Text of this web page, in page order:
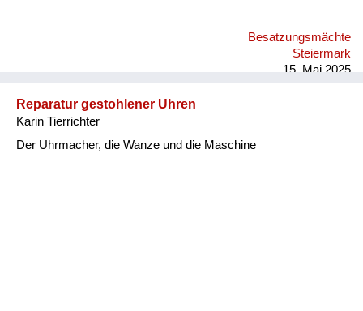
Besatzungsmächte
Steiermark
15. Mai 2025
Reparatur gestohlener Uhren
Karin Tierrichter
Der Uhrmacher, die Wanze und die Maschine